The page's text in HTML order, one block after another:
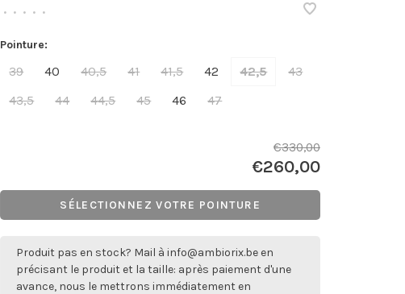
• • • • •
Pointure:
39 40 40,5 41 41,5 42 42,5
43
43,5
44 44,5 45 46 47
€330,00
€260,00
SÉLECTIONNEZ VOTRE POINTURE
Produit pas en stock? Mail àinfo@ambiorix.be en
précisant le produit et la taille: après paiement d'une
avance, nous le mettrons immédiatement en